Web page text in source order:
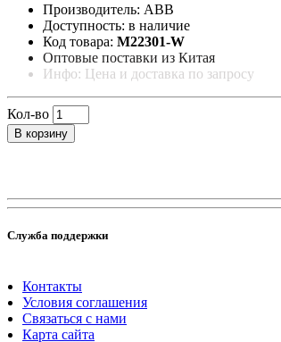
Производитель: ABB
Доступность: в наличие
Код товара: M22301-W
Оптовые поставки из Китая
Инфо: Цена и доставка по запросу
Кол-во
В корзину
Служба поддержки
Контакты
Условия соглашения
Связаться с нами
Карта сайта